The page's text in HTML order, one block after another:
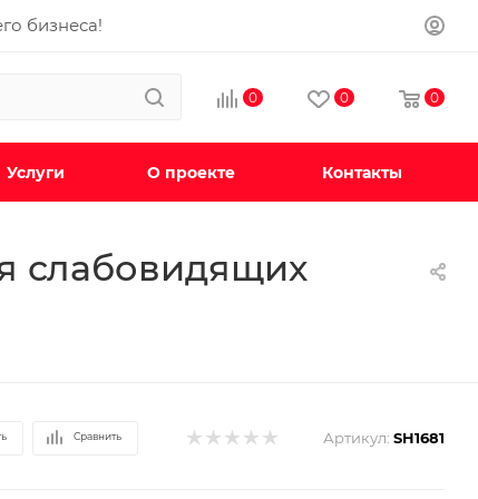
бизнеса!
0 0 0
Услуги О проекте Контакты
слабовидящих
Сравнить Артикул: SH1681